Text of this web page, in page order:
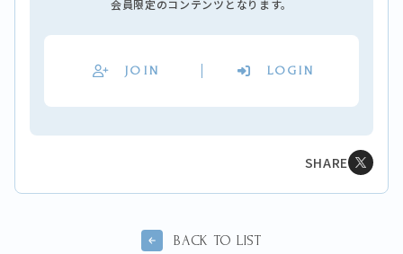
会員限定のコンテンツとなります。
JOIN LOGIN
SHARE
BACK TO LIST